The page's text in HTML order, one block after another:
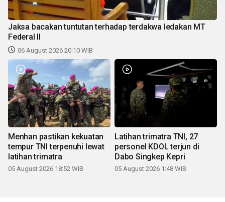
Jaksa bacakan tuntutan terhadap terdakwa ledakan MT
Federal II
06 August 2026 20:10 WIB
Menhan pastikan kekuatan
tempur TNI terpenuhi lewat
latihan trimatra
05 August 2026 18:52 WIB
Latihan trimatra TNI, 27
personel KDOL terjun di
Dabo Singkep Kepri
05 August 2026 1:48 WIB